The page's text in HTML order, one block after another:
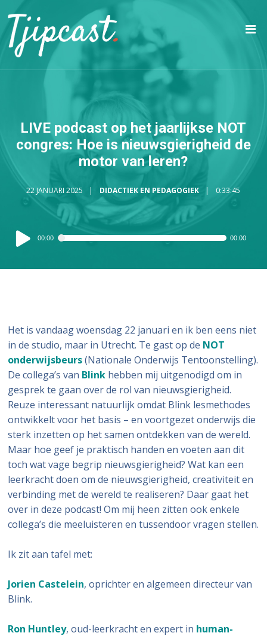
LIVE podcast op het jaarlijkse NOT
congres: Hoe is nieuwsgierigheid de
motor van leren?
22 JANUARI 2025 DIDACTIEK EN PEDAGOGIEK 0:33:45
Audiospeler
00:00 00:00
Het is vandaag woensdag 22 januari en ik ben eens niet
in de studio, maar in Utrecht. Te gast op de NOT
onderwijsbeurs(Nationale Onderwijs Tentoonstelling).
De collega’s van Blink hebben mij uitgenodigd om in
gesprek te gaan over de rol van nieuwsgierigheid.
Reuze interessant natuurlijk omdat Blink lesmethodes
ontwikkelt voor het basis – en voortgezet onderwijs die
sterk inzetten op het samen ontdekken van de wereld.
Maar hoe geef je praktisch handen en voeten aan dit
toch wat vage begrip nieuwsgierigheid? Wat kan een
leerkracht doen om de nieuwsgierigheid, creativiteit en
verbinding met de wereld te realiseren? Daar gaat het
over in deze podcast! Om mij heen zitten ook enkele
collega’s die meeluisteren en tussendoor vragen stellen.
Ik zit aan tafel met:
Jorien Castelein, oprichter en algemeen directeur van
Blink.
Ron Huntley, oud-leerkracht en expert in human-